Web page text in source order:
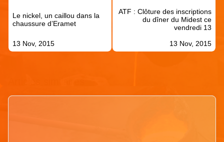
l’article
Le nickel, un caillou dans la
chaussure d’Eramet
13 Nov, 2015
ATF : Clôture des inscriptions
du dîner du Midest ce
vendredi 13
13 Nov, 2015